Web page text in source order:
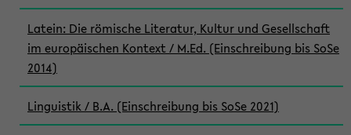
Latein: Die römische Literatur, Kultur und Gesellschaft
im europäischen Kontext / M.Ed. (Einschreibung bis SoSe
2014)
Linguistik / B.A. (Einschreibung bis SoSe 2021)